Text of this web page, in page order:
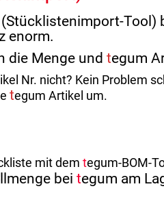
enorm.
die Menge und tegum
Nr. nicht? Kein Problem
tegum Artikel um.
mit dem tegum-BOM-
bei tegum am